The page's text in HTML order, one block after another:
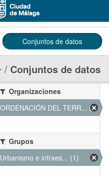
Conjuntos de datos
Conjuntos de datos
Organizaciones
ORDENACIÓN DEL TERR... (1)
Grupos
Urbanismo e infraes... (1)